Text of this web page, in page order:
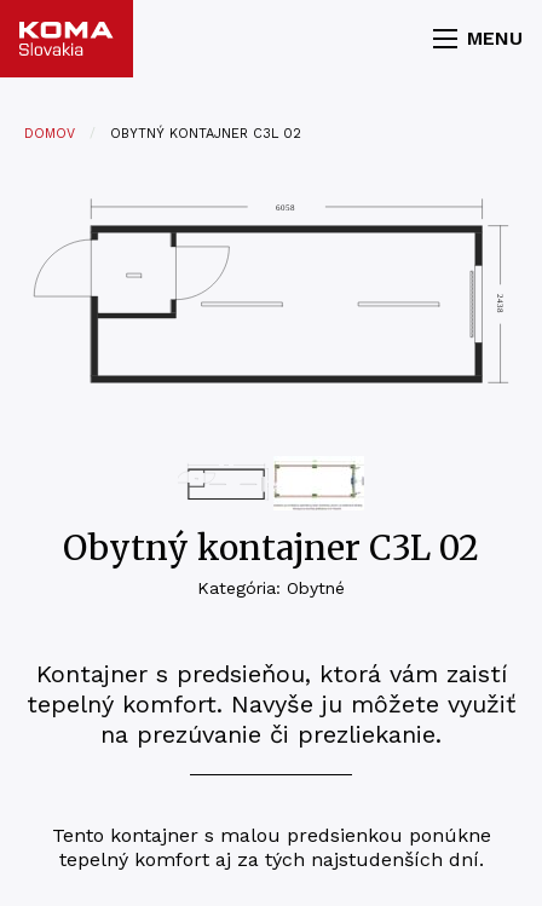
MENU
DOMOV OBYTNÝ KONTAJNER C3L 02
Obytný kontajner C3L 02
Kategória: Obytné
Kontajner s predsieňou, ktorá vám zaistí
tepelný komfort. Navyše ju môžete využiť
na prezúvanie či prezliekanie.
Tento kontajner s malou predsienkou ponúkne
tepelný komfort aj za tých najstudenších dní.